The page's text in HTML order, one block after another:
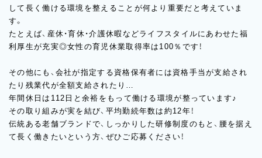
して長く働ける環境を整えることが何より重要だと考えていま
す。
たとえば、産休・育休・介護休暇などライフスタイルにあわせた福
利厚生が充実◎女性の育児休業取得率は100％です！
その他にも、会社が指定する資格保有者には資格手当が支給され
たり残業代が全額支給されたり…
年間休日は112日と余裕をもって働ける環境が整っています♪
その取り組みが実を結び、平均勤続年数は約12年！
伝統ある老舗ブランドで、しっかりした研修制度のもと、腰を据え
て長く働きたいという方、ぜひご応募ください！